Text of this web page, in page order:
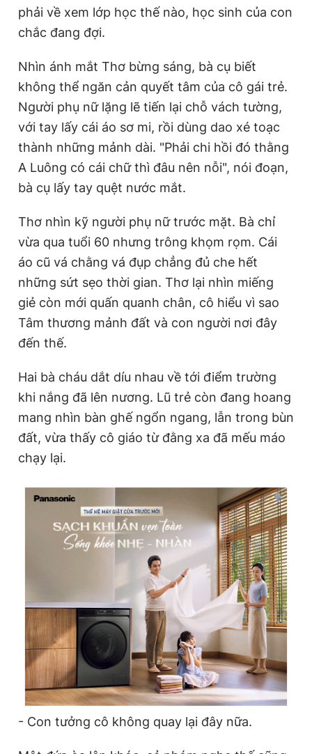
phải về xem lớp học thế nào, học sinh của con
chắc đang đợi.
Nhìn ánh mắt Thơ bừng sáng, bà cụ biết
không thể ngăn cản quyết tâm của cô gái trẻ.
Người phụ nữ lặng lẽ tiến lại chỗ vách tường,
với tay lấy cái áo sơ mi, rồi dùng dao xé toạc
thành những mảnh dài. "Phải chi hồi đó thằng
A Luông có cái chữ thì đâu nên nỗi", nói đoạn,
bà cụ lấy tay quệt nước mắt.
Thơ nhìn kỹ người phụ nữ trước mặt. Bà chỉ
vừa qua tuổi 60 nhưng trông khọm rọm. Cái
áo cũ vá chằng vá đụp chẳng đủ che hết
những sứt sẹo thời gian. Thơ lại nhìn miếng
giẻ còn mới quấn quanh chân, cô hiểu vì sao
Tâm thương mảnh đất và con người nơi đây
đến thế.
Hai bà cháu dắt díu nhau về tới điểm trường
khi nắng đã lên nương. Lũ trẻ còn đang hoang
mang nhìn bàn ghế ngổn ngang, lẫn trong bùn
đất, vừa thấy cô giáo từ đằng xa đã mếu máo
chạy lại.
- Con tưởng cô không quay lại đây nữa.